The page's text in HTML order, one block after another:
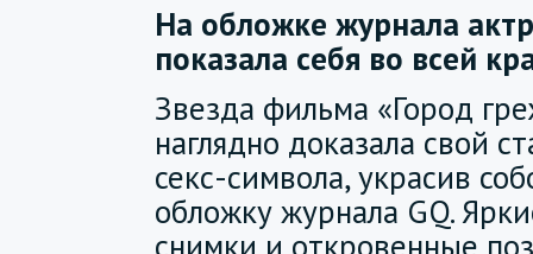
На обложке журнала
показала себя во всей
Звезда фильма «Город
наглядно доказала свой
секс-символа, украсив
обложку журнала GQ.
снимки и откровенные